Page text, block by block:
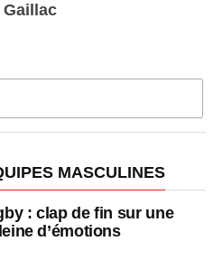
Gaillac
MASCULINES
: clap de fin sur une
d’émotions